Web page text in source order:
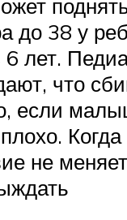
до 38 у
лет.
что
если
Когда
не